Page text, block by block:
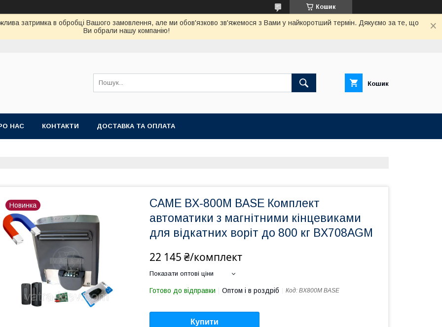
Кошик
затримка в обробці Вашого замовлення, але ми обов'язково зв'яжемося з Вами у найкоротший термін. Дякуємо за те, що
Ви обрали нашу компанію!
Кошик
НАС КОНТАКТИ ДОСТАВКА ТА ОПЛАТА
Новинка
CAME BX-800M BASE Комплект
автоматики з магнітними кінцевиками
для відкатних воріт до 800 кг BX708AGM
22 145 ₴/комплект
Показати оптові ціни
Готово до відправки Оптом і в роздріб Код: BX800M BASE
Купити